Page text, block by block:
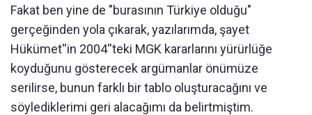
Fakat ben yine de "burasının Türkiye olduğu"
gerçeğinden yola çıkarak, yazılarımda, şayet
Hükümet''in 2004''teki MGK kararlarını yürürlüğe
koyduğunu gösterecek argümanlar önümüze
serilirse, bunun farklı bir tablo oluşturacağını ve
söylediklerimi geri alacağımı da belirtmiştim.